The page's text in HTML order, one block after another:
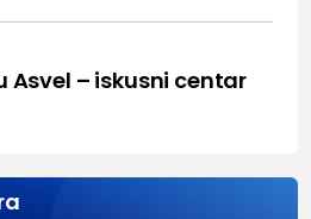
Asvel – iskusni centar